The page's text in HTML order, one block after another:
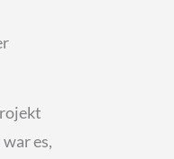
es,